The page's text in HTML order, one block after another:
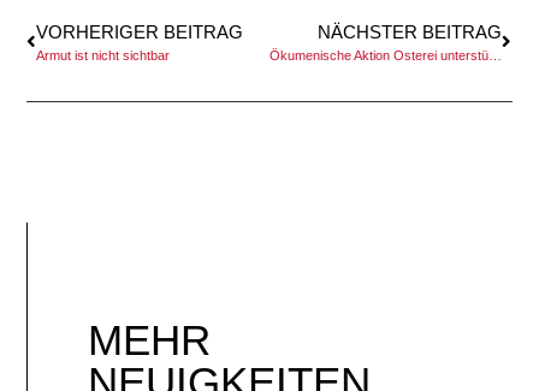
VORHERIGER BEITRAG
Armut ist nicht sichtbar
NÄCHSTER BEITRAG
Ökumenische Aktion Osterei unterstützt Rückenwind
MEHR